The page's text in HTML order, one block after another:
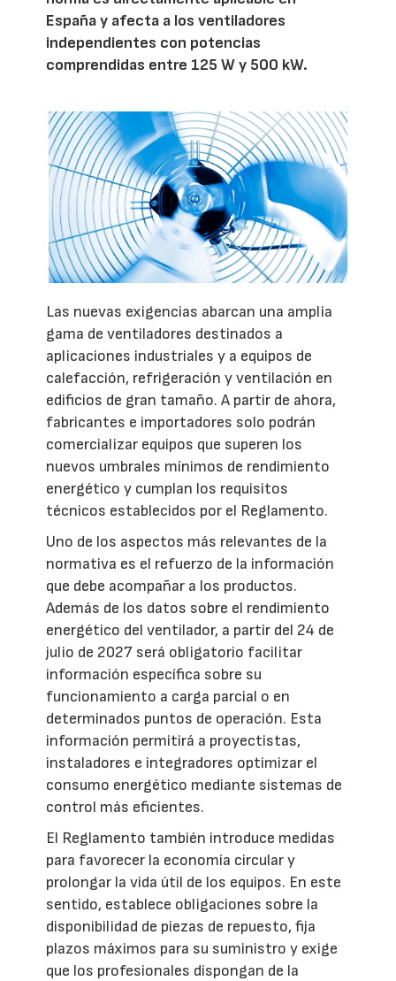
España y afecta a los ventiladores
independientes con potencias
comprendidas entre 125 W y 500 kW.
Las nuevas exigencias abarcan una amplia
gama de ventiladores destinados a
aplicaciones industriales y a equipos de
calefacción, refrigeración y ventilación en
edificios de gran tamaño. A partir de ahora,
fabricantes e importadores solo podrán
comercializar equipos que superen los
nuevos umbrales mínimos de rendimiento
energético y cumplan los requisitos
técnicos establecidos por el Reglamento.
Uno de los aspectos más relevantes de la
normativa es el refuerzo de la información
que debe acompañar a los productos.
Además de los datos sobre el rendimiento
energético del ventilador, a partir del 24 de
julio de 2027 será obligatorio facilitar
información específica sobre su
funcionamiento a carga parcial o en
determinados puntos de operación. Esta
información permitirá a proyectistas,
instaladores e integradores optimizar el
consumo energético mediante sistemas de
control más eficientes.
El Reglamento también introduce medidas
para favorecer la economía circular y
prolongar la vida útil de los equipos. En este
sentido, establece obligaciones sobre la
disponibilidad de piezas de repuesto, fija
plazos máximos para su suministro y exige
que los profesionales dispongan de la